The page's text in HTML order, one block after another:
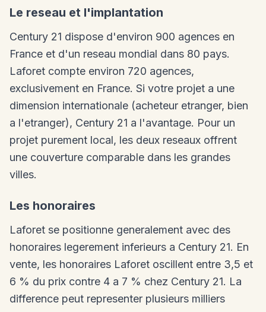
Le reseau et l'implantation
Century 21 dispose d'environ 900 agences en
France et d'un reseau mondial dans 80 pays.
Laforet compte environ 720 agences,
exclusivement en France. Si votre projet a une
dimension internationale (acheteur etranger, bien
a l'etranger), Century 21 a l'avantage. Pour un
projet purement local, les deux reseaux offrent
une couverture comparable dans les grandes
villes.
Les honoraires
Laforet se positionne generalement avec des
honoraires legerement inferieurs a Century 21. En
vente, les honoraires Laforet oscillent entre 3,5 et
6 % du prix contre 4 a 7 % chez Century 21. La
difference peut representer plusieurs milliers